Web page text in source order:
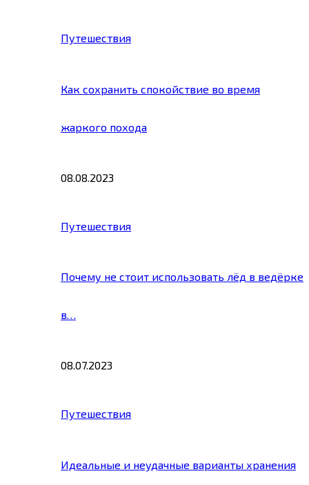
Путешествия
Как сохранить спокойствие во время
жаркого похода
08.08.2023
Путешествия
Почему не стоит использовать лёд в ведёрке
в…
08.07.2023
Путешествия
Идеальные и неудачные варианты хранения